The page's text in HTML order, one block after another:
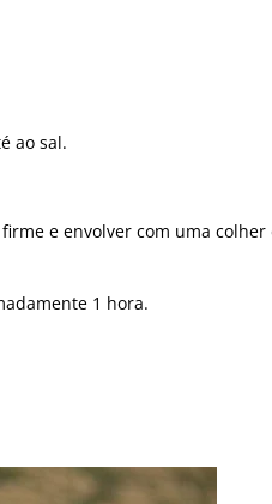
ao sal.
e envolver com uma colher
1 hora.